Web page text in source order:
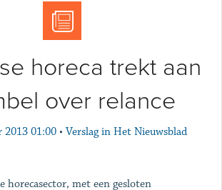
horeca trekt aan
over relance
2013 01:00 • Verslag in Het Nieuwsblad
horecasector, met een gesloten